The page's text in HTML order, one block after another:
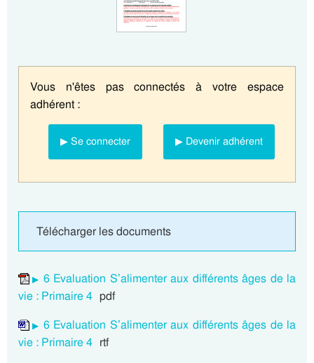
Vous n'êtes pas connectés à votre espace
adhérent :
▶ Se connecter ▶ Devenir adhérent
Télécharger les documents
6 Evaluation S’alimenter aux différents âges de la
vie : Primaire 4 pdf
6 Evaluation S’alimenter aux différents âges de la
vie : Primaire 4 rtf